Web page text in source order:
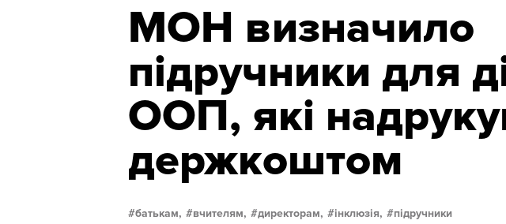
МОН визначило
підручники для
ООП, які
держкоштом
батькам, вчителям, директорам, інклюзія, підручники